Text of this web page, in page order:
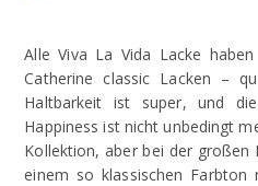
Alle Viva La Vida Lacke
Catherine classic Lacken –
Haltbarkeit ist super, und
Happiness ist nicht unbedingt
Kollektion, aber bei der großen
einem so klassischen